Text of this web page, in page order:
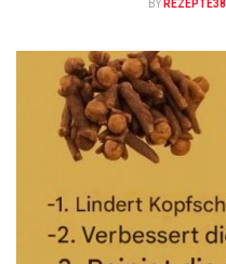
BY REZEPTE38